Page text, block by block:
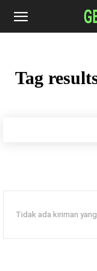
Tag
Tidak ada kiriman